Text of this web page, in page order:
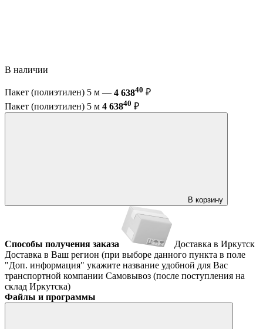
В наличии
Пакет (полиэтилен) 5 м — 4 63840 ₽
Пакет (полиэтилен) 5 м 4 63840 ₽
В корзину
Способы получения заказа
Доставка в Иркутск
Доставка в Ваш регион (при выборе данного пункта в поле
"Доп. информация" укажите название удобной для Вас
транспортной компании Самовывоз (после поступления на
склад Иркутска)
Файлы и программы